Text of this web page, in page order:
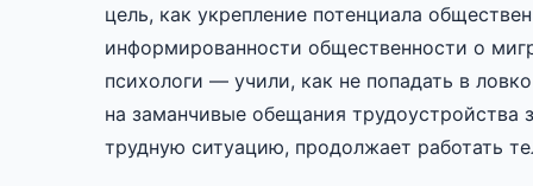
цель, как укрепление потенциала
информированности общественности о
психологи — учили, как не попадать в
на заманчивые обещания
трудную ситуацию, продолжает работать